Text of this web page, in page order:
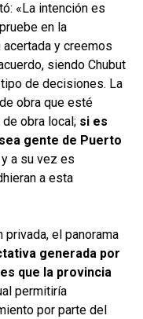
«La intención es
en la
y creemos
siendo Chubut
de decisiones. La
obra que esté
obra local; si es
gente de Puerto
y a su vez es
a esta
el panorama
generada por
que la provincia
permitiría
por parte del